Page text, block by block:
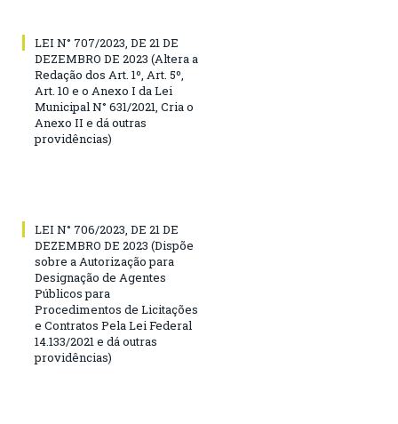
LEI N° 707/2023, DE 21 DE
DEZEMBRO DE 2023 (Altera a
Redação dos Art. 1º, Art. 5º,
Art. 10 e o Anexo I da Lei
Municipal N° 631/2021, Cria o
Anexo II e dá outras
providências)
LEI N° 706/2023, DE 21 DE
DEZEMBRO DE 2023 (Dispõe
sobre a Autorização para
Designação de Agentes
Públicos para
Procedimentos de Licitações
e Contratos Pela Lei Federal
14.133/2021 e dá outras
providências)